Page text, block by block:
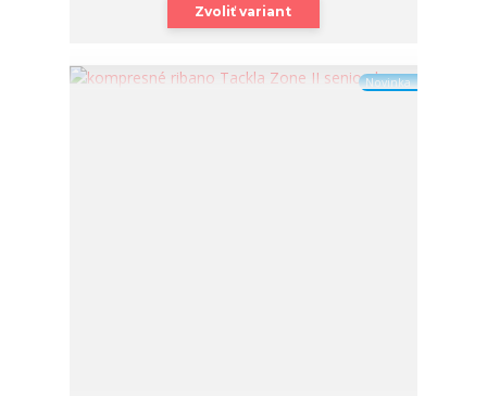
Zvoliť variant
Novinka